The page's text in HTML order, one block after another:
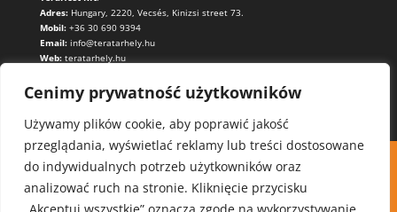
Cenimy prywatność użytkowników
Używamy plików cookie, aby poprawić jakość
przeglądania, wyświetlać reklamy lub treści dostosowane
do indywidualnych potrzeb użytkowników oraz
analizować ruch na stronie. Kliknięcie przycisku
Adres:Hungary, 2220, Vecsés, Kinizsi street 73.
Mobil:+36 30 690 9394
Email:info@teratarhely.hu
Web:teratarhely.hu
Kontakt
Rezerwacja
Polityka ochrony prywatności
Stosowanie plików cookie (ciasteczek)